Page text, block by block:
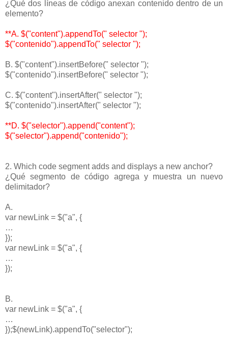
¿Qué dos líneas de código anexan contenido dentro de un
elemento?
**A. $("content").appendTo(" selector ");
$("contenido").appendTo(" selector ");
B. $("content").insertBefore(" selector ");
$("contenido").insertBefore(" selector ");
C. $("content").insertAfter(" selector ");
$("contenido").insertAfter(" selector ");
**D. $("selector").append("content");
$("selector").append("contenido");
2. Which code segment adds and displays a new anchor?
¿Qué segmento de código agrega y muestra un nuevo
delimitador?
A.
var newLink = $("a", {
…
});
var newLink = $("a", {
…
});
B.
var newLink = $("a", {
…
});$(newLink).appendTo("selector");